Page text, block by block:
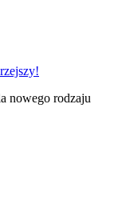
nowego rodzaju